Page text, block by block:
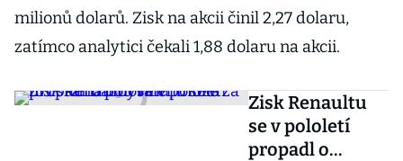
milionů dolarů. Zisk na akcii činil 2,27 dolaru,
zatímco analytici čekali 1,88 dolaru na akcii.
Zisk Renaultu
se v pololetí
propadl o